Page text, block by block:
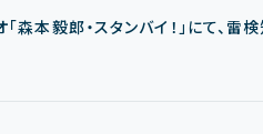
本毅郎・スタンバイ！」にて、雷